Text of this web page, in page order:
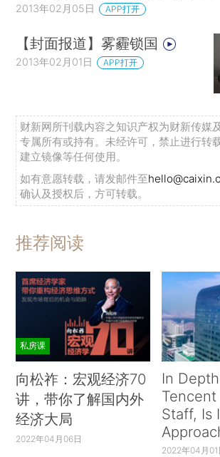
2013年02月05日 APP打开
【封面报道】雾霾锁国
2013年02月01日 APP打开
财新网所刊载内容之知识产权为财新传媒
专属所有或持有。未经许可，禁止进行转
建立镜像等任何使用。
如有意愿转载，请发邮件至
确认及授权后，方可转载。
推荐阅读
私房课
向松祚：宏观经济70
讲，带你了解国内外
经济大局
2022年04月06日
In
Staff, Is
2022年04月01